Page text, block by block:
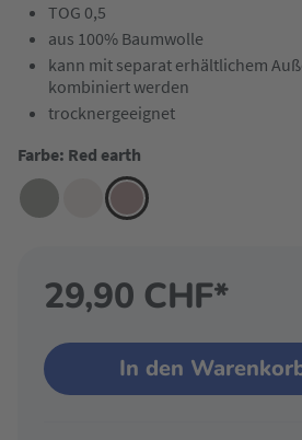
TOG 0,5
aus 100% Baumwolle
kann mit separat erhältlichem
kombiniert werden
trocknergeeignet
Farbe: Red earth
29,90 CHF*
In den